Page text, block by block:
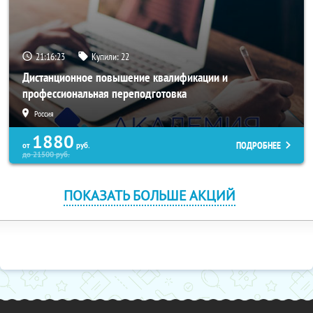
21:16:20 Купили:22
Дистанционное повышение квалификации и
профессиональная переподготовка
Россия
от 1880 руб.
до21500руб.
ПОДРОБНЕЕ
ПОКАЗАТЬ БОЛЬШЕ АКЦИЙ